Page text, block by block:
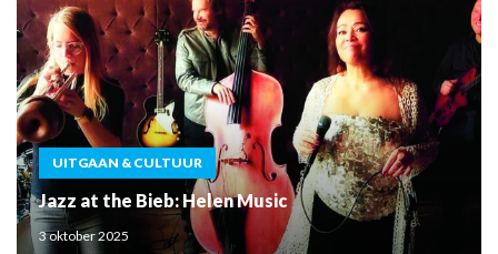
UITGAAN & CULTUUR
Jazz at the Bieb: Helen Music
3 oktober 2025